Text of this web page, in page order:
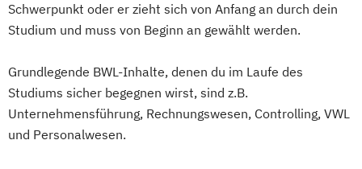
Schwerpunkt oder er zieht sich von Anfang an durch dein
Studium und muss von Beginn an gewählt werden.
Grundlegende BWL-Inhalte, denen du im Laufe des
Studiums sicher begegnen wirst, sind z.B.
Unternehmensführung, Rechnungswesen, Controlling, VWL
und Personalwesen.